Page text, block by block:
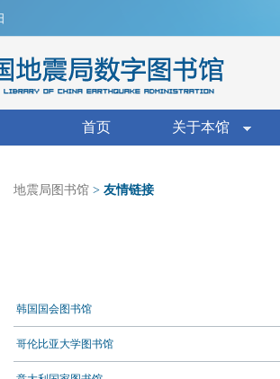
搜索表单
首页 关于本馆
地震局图书馆 > 友情链接
韩国国会图书馆
哥伦比亚大学图书馆